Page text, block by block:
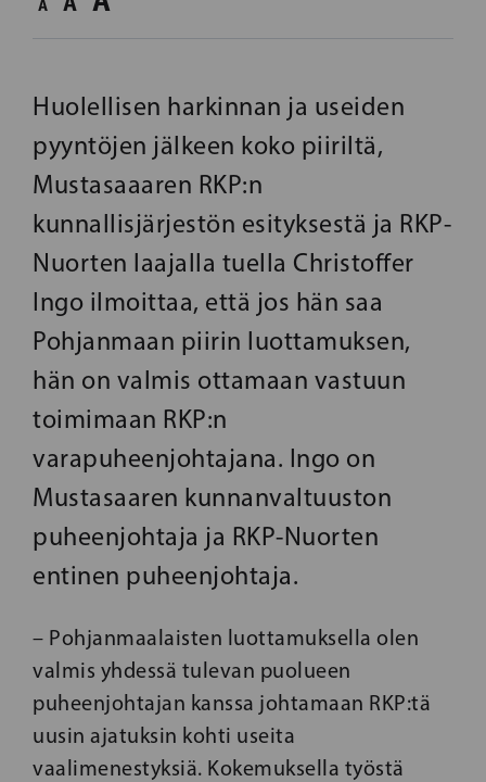
A
Huolellisen harkinnan ja useiden
pyyntöjen jälkeen koko piiriltä,
Mustasaaaren RKP:n
kunnallisjärjestön esityksestä ja RKP-
Nuorten laajalla tuella Christoffer
Ingo ilmoittaa, että jos hän saa
Pohjanmaan piirin luottamuksen,
hän on valmis ottamaan vastuun
toimimaan RKP:n
varapuheenjohtajana. Ingo on
Mustasaaren kunnanvaltuuston
puheenjohtaja ja RKP-Nuorten
entinen puheenjohtaja.
– Pohjanmaalaisten luottamuksella olen
valmis yhdessä tulevan puolueen
puheenjohtajan kanssa johtamaan RKP:tä
uusin ajatuksin kohti useita
vaalimenestyksiä. Kokemuksella työstä